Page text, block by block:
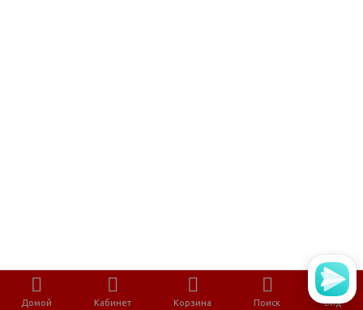
Домой Кабинет Корзина Поиск Вид